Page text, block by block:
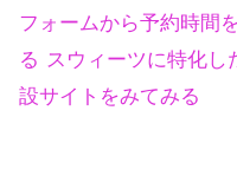
フォームから予約時間
る スウィーツに特化し
設サイトをみてみる